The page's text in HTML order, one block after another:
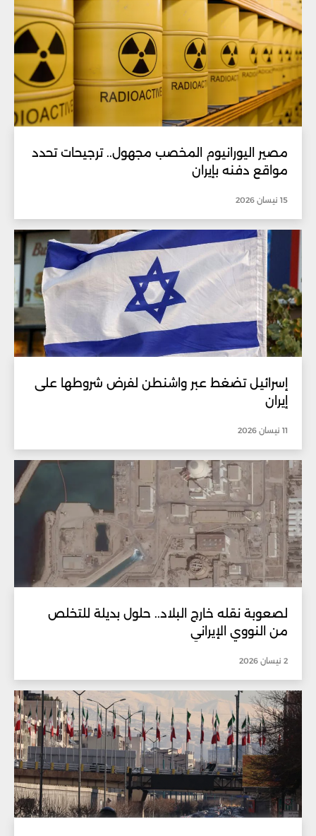
مصير اليورانيوم المخصب مجهول.. ترجيحات تحدد
مواقع دفنه بإيران
15 نيسان 2026
إسرائيل تضغط عبر واشنطن لفرض شروطها على
إيران
11 نيسان 2026
لصعوبة نقله خارج البلاد.. حلول بديلة للتخلص
من النووي الإيراني
2 نيسان 2026